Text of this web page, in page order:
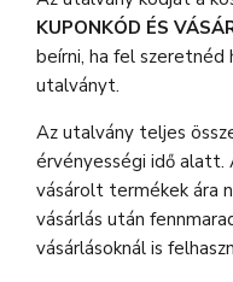
KUPONKÓD ÉS
beírni, ha fel szeretnéd
utalványt.
Az utalvány teljes
érvényességi idő alatt.
vásárolt termékek ára
vásárlás után
vásárlásoknál is